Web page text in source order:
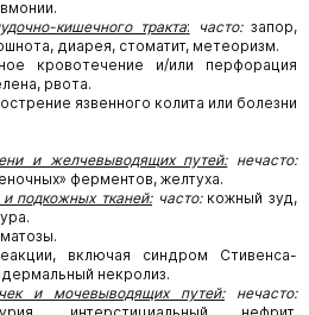
кишечного тракта: часто:запор,
диарея, стоматит, метеоризм.
кровотечение и/или перфорация
рвота.
язвенного колита или болезни
и желчевыводящих путей:нечасто:
ферментов, желтуха.
подкожных тканей:часто:кожный зуд,
включая синдром Стивенса-
некролиз.
и мочевыводящих путей:нечасто: